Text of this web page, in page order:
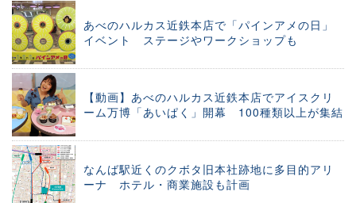
あべのハルカス近鉄本店で「パインアメの日」
イベント ステージやワークショップも
【動画】あべのハルカス近鉄本店でアイスクリ
ーム万博「あいぱく」開幕 100種類以上が集結
なんば駅近くのクボタ旧本社跡地に多目的アリ
ーナ ホテル・商業施設も計画